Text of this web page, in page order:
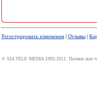
Регистрировать изменения | Отзывы |
© SIA TELE MEDIA 1992-2011. Полное или